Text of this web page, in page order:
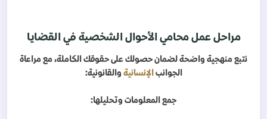
مراحل عمل محامي الأحوال الشخصية في القضايا
نتبع منهجية واضحة لضمان حصولك على حقوقك الكاملة، مع مراعاة
الجوانب الإنسانية والقانونية:
جمع المعلومات وتحليلها: